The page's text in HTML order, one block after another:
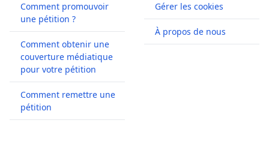
Comment promouvoir
une pétition ?
Comment obtenir une
couverture médiatique
pour votre pétition
Comment remettre une
pétition
Gérer les cookies
À propos de nous